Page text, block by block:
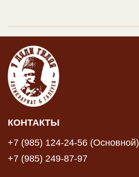
КОНТАКТЫ
+7 (985) 124-24-56 (Основной)
+7 (985) 249-87-97